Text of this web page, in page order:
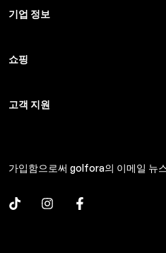
기업 정보
쇼핑
고객 지원
가입함으로써 golfora의 이메일 뉴